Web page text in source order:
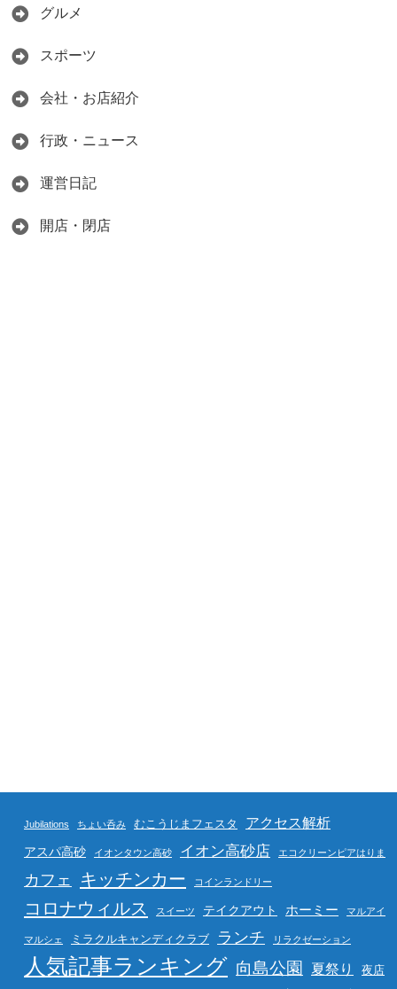
グルメ
スポーツ
会社・お店紹介
行政・ニュース
運営日記
開店・閉店
Jubilations ちょい呑み むこうじまフェスタ アクセス解析
アスパ高砂 イオンタウン高砂 イオン高砂店 エコクリーンピアはりま
カフェ キッチンカー コインランドリー
コロナウィルス スイーツ テイクアウト ホーミー マルアイ
マルシェ ミラクルキャンディクラブ ランチ リラクゼーション
人気記事ランキング 向島公園 夏祭り 夜店